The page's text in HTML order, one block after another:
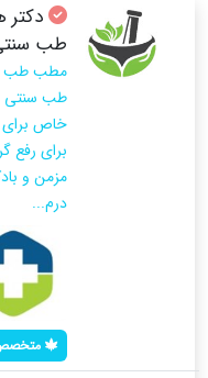
دکتر
طب
مطب طب
طب سنتی
خاص برای
برای رفع
مزمن و
درم...